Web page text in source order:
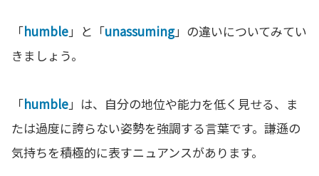
「humble」と「unassuming」の違いについてみてい
きましょう。
「humble」は、自分の地位や能力を低く見せる、ま
たは過度に誇らない姿勢を強調する言葉です。謙遜の
気持ちを積極的に表すニュアンスがあります。